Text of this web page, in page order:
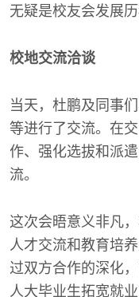
无疑是校友会发展
校地交流洽谈
当天，杜鹏及同事
等进行了交流。在
作、强化选拔和派
流。
这次会晤意义非凡
人才交流和教育培
过双方合作的深化
人大毕业生拓宽就业